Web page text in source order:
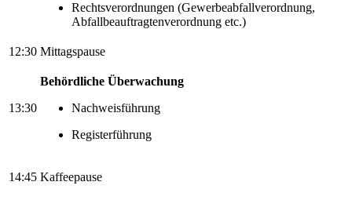
Rechtsverordnungen (Gewerbeabfallverordnung,
Abfallbeauftragtenverordnung etc.)
12:30 Mittagspause
13:30
Behördliche Überwachung
Nachweisführung
Registerführung
14:45 Kaffeepause